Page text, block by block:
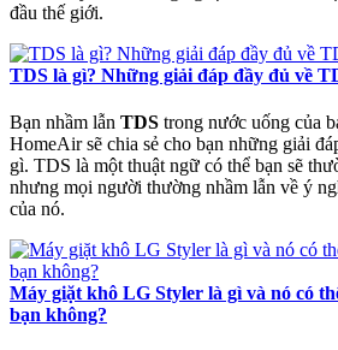
đầu thế giới.
TDS là gì? Những giải đáp đầy đủ về
Bạn nhầm lẫn TDS trong nước uống của
HomeAir sẽ chia sẻ cho bạn những giải
gì. TDS là một thuật ngữ có thể bạn sẽ
nhưng mọi người thường nhầm lẫn về ý
của nó.
Máy giặt khô LG Styler là gì và nó có
bạn không?